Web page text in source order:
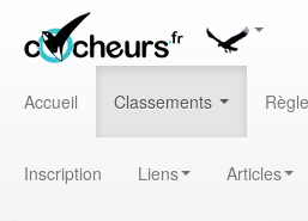
Accueil Classements
Inscription Liens Articles